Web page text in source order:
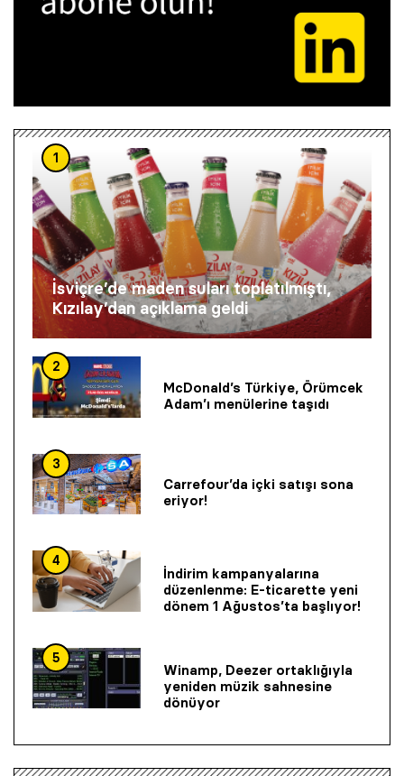
1
İsviçre’de maden suları toplatılmıştı,
Kızılay’dan açıklama geldi
2
McDonald’s Türkiye, Örümcek
Adam’ı menülerine taşıdı
3
Carrefour’da içki satışı sona
eriyor!
4
İndirim kampanyalarına
düzenlenme: E-ticarette yeni
dönem 1 Ağustos’ta başlıyor!
5
Winamp, Deezer ortaklığıyla
yeniden müzik sahnesine
dönüyor